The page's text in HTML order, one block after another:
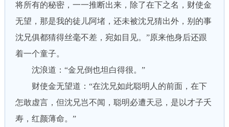
将所有的秘密，一一推断出来，除了在下之名，财使金
无望，那是我的徒儿阿堵，还未被沈兄猜出外，别的事
沈兄俱都猜得丝毫不差，宛如目见。”原来他身后还跟
着一个童子。
沈浪道：“金兄倒也坦白得很。”
财使金无望道：“在沈兄如此聪明人的前面，在下
怎敢虚言，但沈兄岂不闻，聪明必遭天忌，是以才子夭
寿，红颜薄命。”